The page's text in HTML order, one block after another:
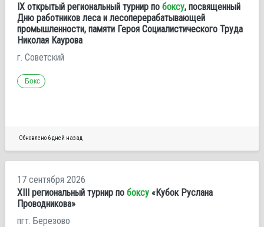
ІХ открытый региональный турнир по боксу, посвященный
Дню работников леса и лесоперерабатывающей
промышленности, памяти Героя Социалистического Труда
Николая Каурова
г. Советский
Бокс
Обновлено 6 дней назад
17 сентября 2026
XIII региональный турнир по боксу «Кубок Руслана
Проводникова»
пгт. Березово